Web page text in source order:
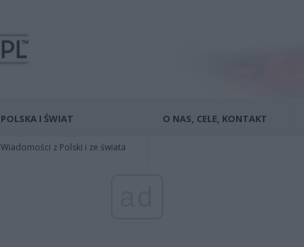
POLSKA I ŚWIAT
Wiadomości z Polski i ze świata
O NAS, CELE, KONTAKT